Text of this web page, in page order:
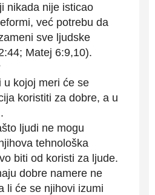
nikada nije isticao
već potrebu da
sve ljudske
Matej 6:9,10).
u kojoj meri će se
koristiti za dobre, a u
ljudi ne mogu
tehnološka
biti od koristi za ljude.
dobre namere ne
li će se njihovi izumi